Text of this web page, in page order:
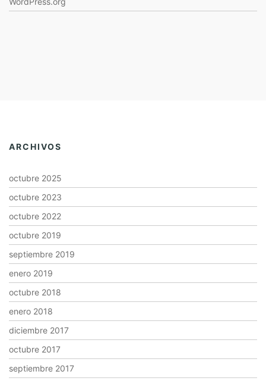
ARCHIVOS
octubre 2025
octubre 2023
octubre 2022
octubre 2019
septiembre 2019
enero 2019
octubre 2018
enero 2018
diciembre 2017
octubre 2017
septiembre 2017